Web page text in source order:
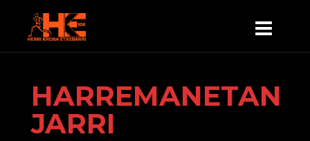
HARREMANETAN
JARRI